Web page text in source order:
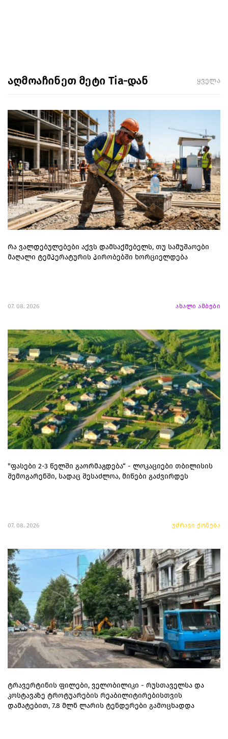
აღმოაჩინეთ მეტი Tia-დან ყველა
რა ვალდებულებები აქვს დამსაქმებელს, თუ სამუშაოები
მაღალი ტემპერატურის პირობებში ხორციელდება
07. 08. 2026 ახალი ამბები
"ფასები 2-3 წელში გაორმაგდება“ - ლოკაციები თბილისის
შემოგარენში, სადაც შესაძლოა, მიწები გაძვირდეს
07. 08. 2026 უძრავი ქონება
ტრავერტინის ფილები, ველობილიკი - რუსთაველსა და
კოსტავაზე ტროტუარების რეაბილიტირებისთვის
დამატებით, 7.8 მლნ ლარის ტენდერები გამოცხადდა